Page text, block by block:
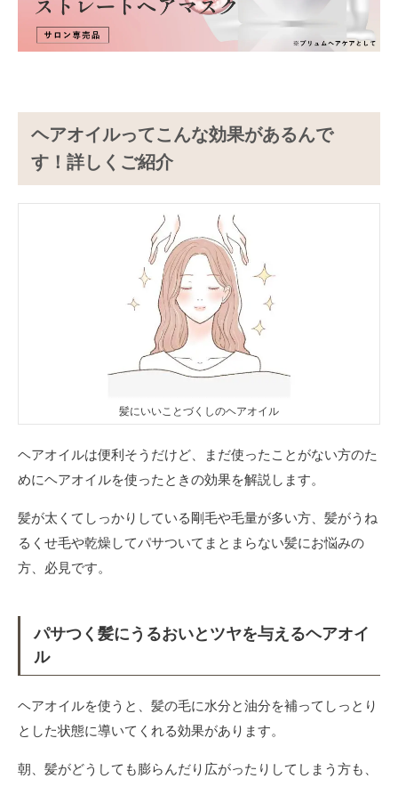
ヘアオイルってこんな効果があるんで
す！詳しくご紹介
髪にいいことづくしのヘアオイル
ヘアオイルは便利そうだけど、まだ使ったことがない方のた
めにヘアオイルを使ったときの効果を解説します。
髪が太くてしっかりしている剛毛や毛量が多い方、髪がうね
るくせ毛や乾燥してパサついてまとまらない髪にお悩みの
方、必見です。
パサつく髪にうるおいとツヤを与えるヘアオイ
ル
ヘアオイルを使うと、髪の毛に水分と油分を補ってしっとり
とした状態に導いてくれる効果があります。
朝、髪がどうしても膨らんだり広がったりしてしまう方も、